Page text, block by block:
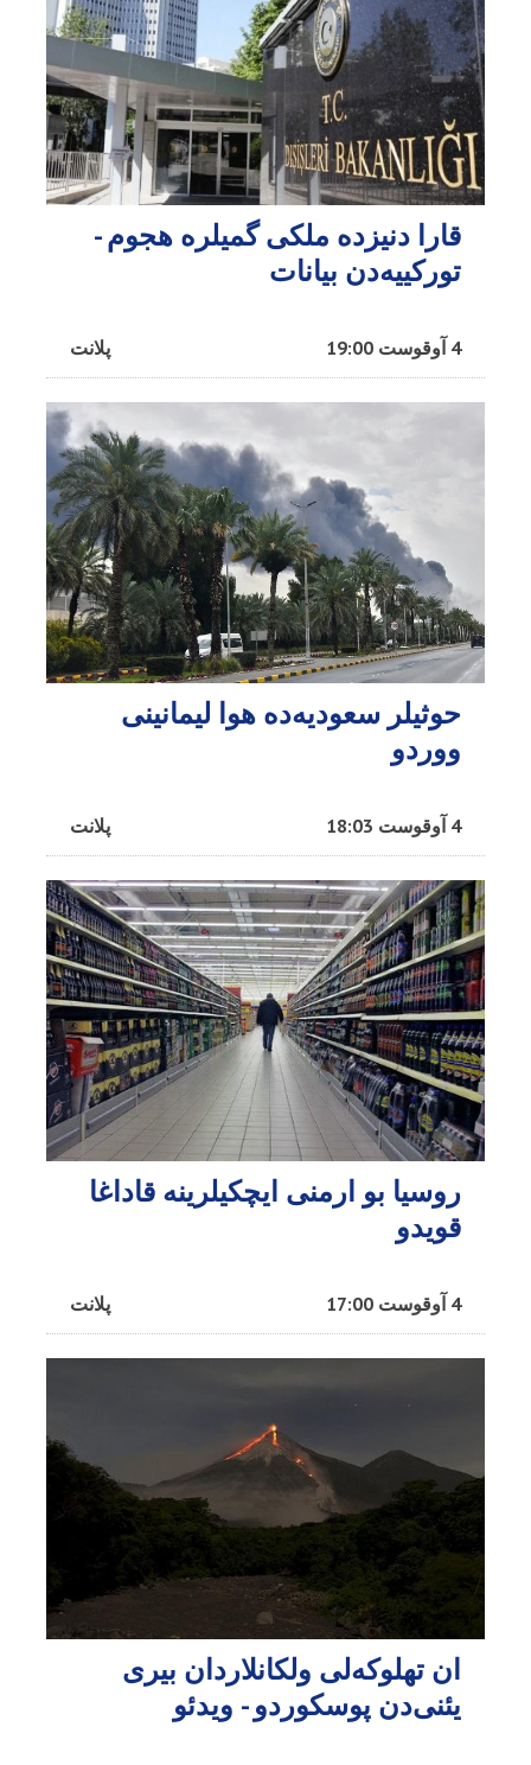
قارا دنیزده ملکی گمیلره هجوم -
تورکییه‌دن بیانات
پلانت 4 آوقوست 19:00
حوثیلر سعودیه‌ده هوا لیمانینی
ووردو
پلانت 4 آوقوست 18:03
روسیا بو ارمنی ایچکیلرینه قاداغا
قویدو
پلانت 4 آوقوست 17:00
ان تهلوکه‌لی ولکانلاردان بیری
یئنی‌دن پوسکوردو - ویدئو